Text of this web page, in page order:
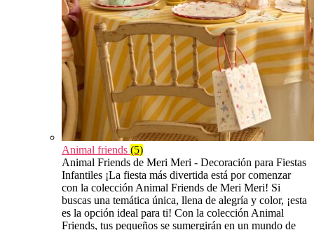
Animal friends (5)
Animal Friends de Meri Meri - Decoración para Fiestas
Infantiles ¡La fiesta más divertida está por comenzar
con la colección Animal Friends de Meri Meri! Si
buscas una temática única, llena de alegría y color, ¡esta
es la opción ideal para ti! Con la colección Animal
Friends, tus pequeños se sumergirán en un mundo de